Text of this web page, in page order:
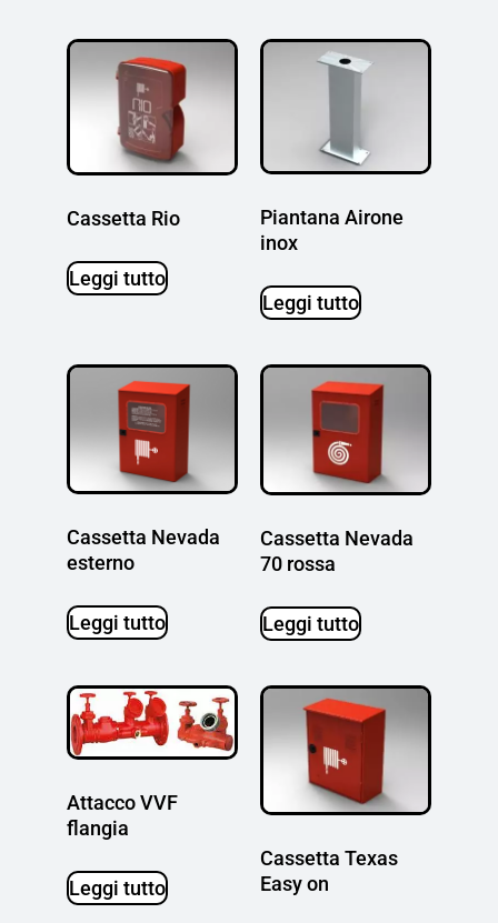
Cassetta Rio
Leggi tutto
Piantana Airone
inox
Leggi tutto
Cassetta Nevada
esterno
Leggi tutto
Cassetta Nevada
70 rossa
Leggi tutto
Attacco VVF
flangia
Leggi tutto
Cassetta Texas
Easy on